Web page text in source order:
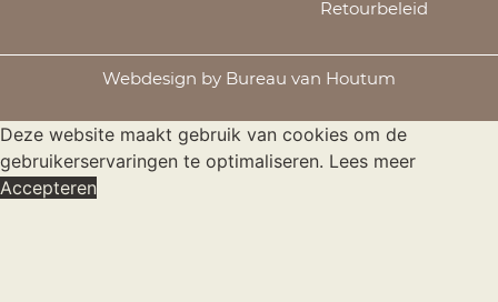
Retourbeleid
Webdesign by Bureau van Houtum
Deze website maakt gebruik van cookies om de
gebruikerservaringen te optimaliseren. Lees meer
Accepteren